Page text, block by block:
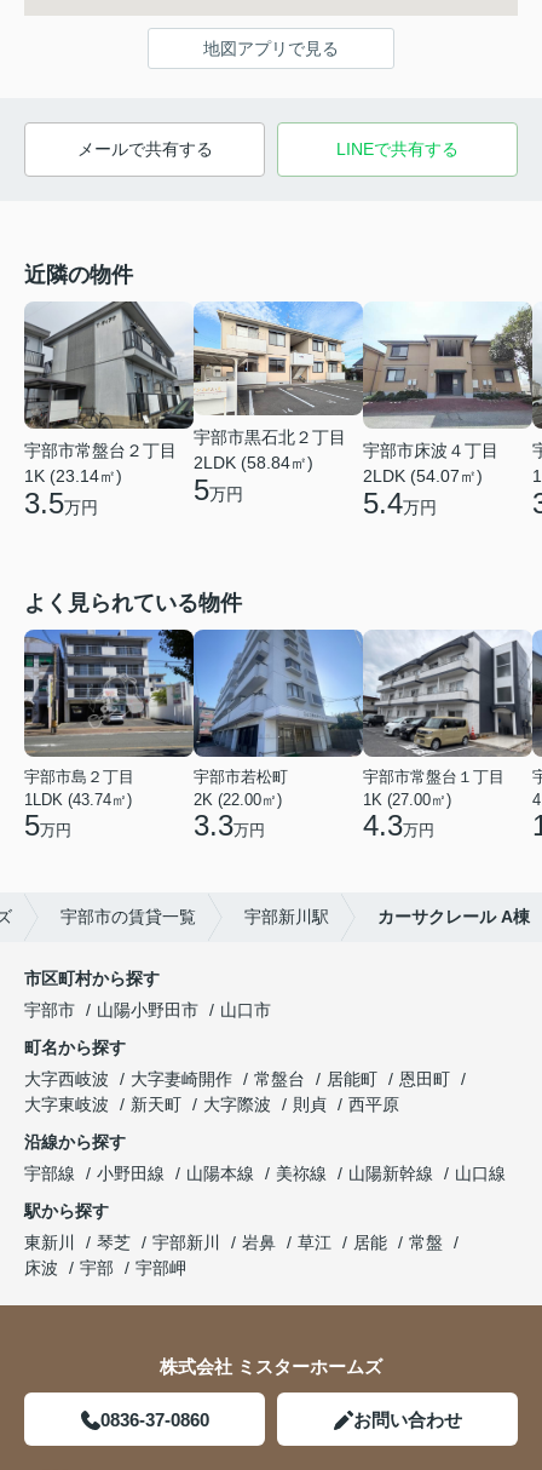
地図アプリで見る
メールで共有する LINEで共有する
近隣の物件
宇部市常盤台２丁目
1K (23.14㎡)
3.5万円
宇部市黒石北２丁目
2LDK (58.84㎡)
5万円
宇部市床波４丁目
2LDK (54.07㎡)
5.4万円
よく見られている物件
宇部市島２丁目
1LDK (43.74㎡)
5万円
宇部市若松町
2K (22.00㎡)
3.3万円
宇部市常盤台１丁目
1K (27.00㎡)
4.3万円
宇部市の賃貸一覧 宇部新川駅 カーサクレール A棟
市区町村から探す
宇部市
山陽小野田市
山口市
町名から探す
大字西岐波
大字妻崎開作 常盤台 居能町
恩田町
大字東岐波
新天町 大字際波 則貞
西平原
沿線から探す
宇部線
小野田線 山陽本線 美祢線 山陽新幹線
山口線
駅から探す
東新川
琴芝 宇部新川 岩鼻 草江 居能
常盤
床波
宇部 宇部岬
株式会社 ミスターホームズ
0836-37-0860 お問い合わせ